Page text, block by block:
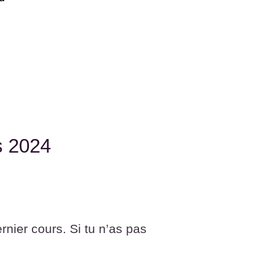
2024
cours. Si tu n’as pas